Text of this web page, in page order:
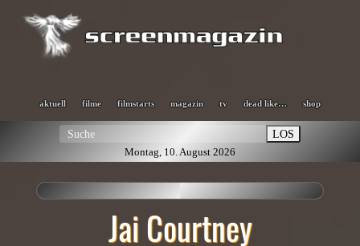
aktuell filme filmstarts magazin tv dead like… shop
LOS
Montag, 10. August 2026
Jai Courtney